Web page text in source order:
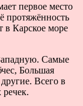
первое место
протяжённость
в Карское море
Самые
Большая
Всего в